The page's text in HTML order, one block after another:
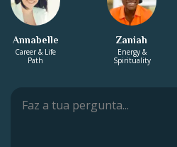
Annabelle
Career & Life
Path
Zaniah
Energy &
Spirituality